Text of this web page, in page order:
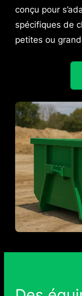
conçu pour
spécifiques de
petites ou